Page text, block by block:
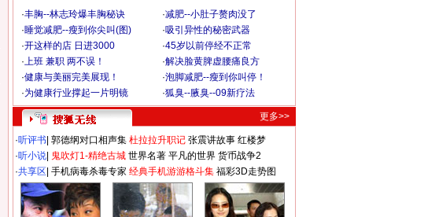
·丰胸--林志玲爆丰胸秘诀 ·减肥--小肚子赘肉没了
·睡觉减肥--瘦到你尖叫(图) ·吸引异性的秘密武器
·开这样的店 日进3000 ·45岁以前停经不正常
·上班 兼职 两不误！ ·解决脸黄脾虚腰痛良方
·健康与美丽完美展现！ ·泡脚减肥--瘦到你叫停！
·为健康行业撑起一片明镜 ·狐臭--腋臭--09新疗法
更多>>
·听评书 郭德纲对口相声集 杜拉拉升职记 张震讲故事 红楼梦
·听小说 鬼吹灯1-精绝古城 世界名著 平凡的世界 货币战争2
·共享区 手机病毒杀毒专家 经典手机游游格斗集 福彩3D走势图